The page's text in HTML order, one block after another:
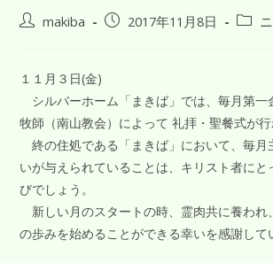
makiba 2017年11月8日
１１月３日(金)
シルバーホーム「まきば」では、毎月第一
牧師（南山教会）によって 礼拝・聖餐式が行
終の住処である「まきば」において、毎月
いが与えられていることは、キリスト者にと
びでしょう。
新しい月のスタートの時、霊肉共に養われ
の歩みを始めることができる幸いを感謝して